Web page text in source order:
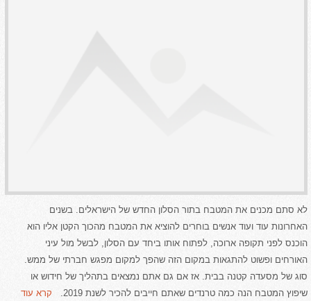
לא סתם מכנים את המטבח בתור הסלון החדש של הישראלים. בשנים
האחרונות עוד ועוד אנשים בוחרים להוציא את המטבח מהכוך הקטן אליו הוא
הוכנס לפני תקופה ארוכה, לפתוח אותו ביחד עם הסלון, לבשל מול עיני
האורחים ופשוט להתגאות במקום הזה שהפך למקום מפגש חברתי של ממש.
סוג של מסעדה קטנה בבית. אז אם גם אתם נמצאים בתהליך של חידוש או
שיפוץ המטבח הנה כמה טרנדים שאתם חייבים להכיר לשנת 2019.
קרא עוד